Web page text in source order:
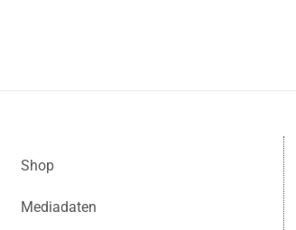
Shop
Mediadaten